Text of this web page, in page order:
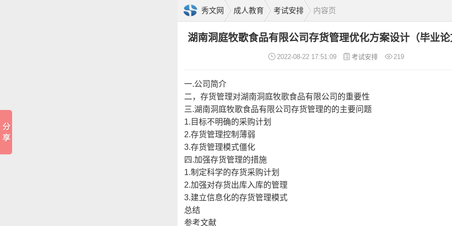
秀文网 成人教育 考试安排 内容页
湖南洞庭牧歌食品有限公司存货管理优化方案设计（毕业
2022-08-22 17:51:09 考试安排 219
一.公司简介
二，存货管理对湖南洞庭牧歌食品有限公司的重要性
三.湖南洞庭牧歌食品有限公司存货管理的的主要问题
1.目标不明确的采购计划
2.存货管理控制薄弱
3.存货管理模式僵化
四.加强存货管理的措施
1.制定科学的存货采购计划
2.加强对存货出库入库的管理
3.建立信息化的存货管理模式
总结
参考文献